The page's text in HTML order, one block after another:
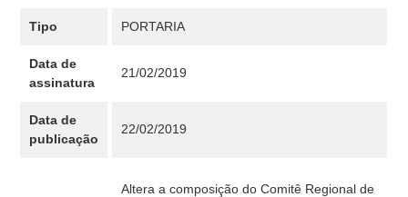
Tipo PORTARIA
Data de
assinatura
21/02/2019
Data de
publicação
22/02/2019
Altera a composição do Comitê Regional de